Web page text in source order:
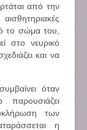
από την
το σώμα του,
στο νευρικό
και να
όταν
των
η